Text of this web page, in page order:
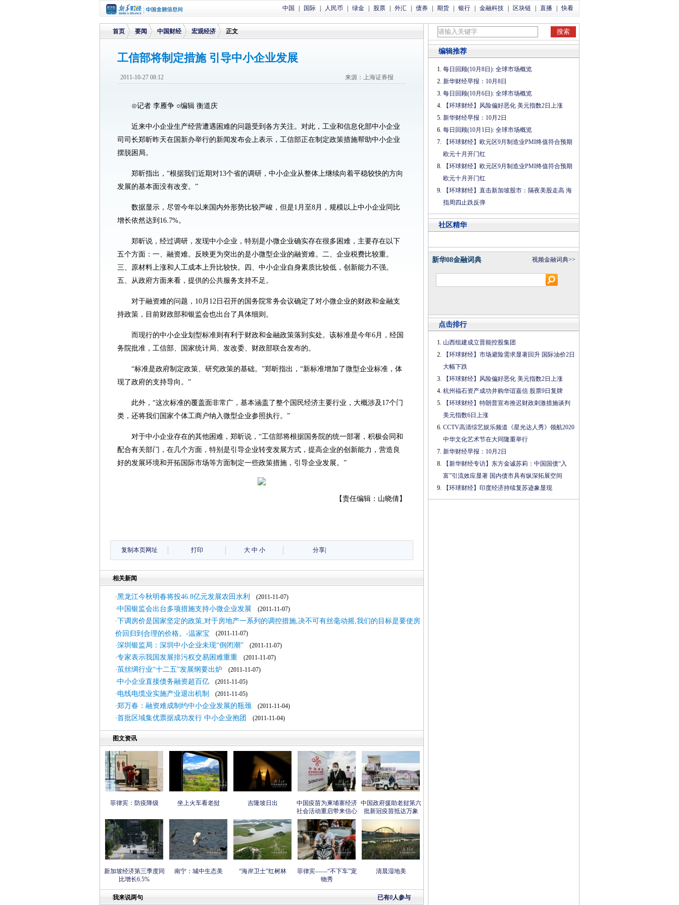
中国 国际 人民币 绿金 股票 外汇 债券 期货 银行 金融科技 区块链 直播 快看
首页
>
要闻
>
中国财经 宏观经济 正文
工信部将制定措施 引导中小企业发展
来源：上海证券报
2011-10-27 08:12
⊙记者 李雁争 ○编辑 衡道庆
近来中小企业生产经营遭遇困难的问题受到各方关注。对此，工业和信息化部中小企业
司司长郑昕昨天在国新办举行的新闻发布会上表示，工信部正在制定政策措施帮助中小企业
摆脱困局。
郑昕指出，“根据我们近期对13个省的调研，中小企业从整体上继续向着平稳较快的方向
发展的基本面没有改变。”
数据显示，尽管今年以来国内外形势比较严峻，但是1月至8月，规模以上中小企业同比
增长依然达到16.7%。
郑昕说，经过调研，发现中小企业，特别是小微企业确实存在很多困难，主要存在以下
五个方面：一、融资难。反映更为突出的是小微型企业的融资难。二、企业税费比较重。
三、原材料上涨和人工成本上升比较快。四、中小企业自身素质比较低，创新能力不强。
五、从政府方面来看，提供的公共服务支持不足。
对于融资难的问题，10月12日召开的国务院常务会议确定了对小微企业的财政和金融支
持政策，目前财政部和银监会也出台了具体细则。
而现行的中小企业划型标准则有利于财政和金融政策落到实处。该标准是今年6月，经国
务院批准，工信部、国家统计局、发改委、财政部联合发布的。
“标准是政府制定政策、研究政策的基础。”郑昕指出，“新标准增加了微型企业标准，体
现了政府的支持导向。”
此外，“这次标准的覆盖面非常广，基本涵盖了整个国民经济主要行业，大概涉及17个门
类，还将我们国家个体工商户纳入微型企业参照执行。”
对于中小企业存在的其他困难，郑昕说，“工信部将根据国务院的统一部署，积极会同和
配合有关部门，在几个方面，特别是引导企业转变发展方式，提高企业的创新能力，营造良
好的发展环境和开拓国际市场等方面制定一些政策措施，引导企业发展。”
【责任编辑：山晓倩】
复制本页网址 打印 大 中 小 分享
相关新闻
·黑龙江今秋明春将投46.8亿元发展农田水利
(2011-11-07)
·中国银监会出台多项措施支持小微企业发展 (2011-11-07)
·下调房价是国家坚定的政策,对于房地产一系列的调控措施,决不可有丝毫动摇,我们的目标是要使房
价回归到合理的价格。-温家宝 (2011-11-07)
·深圳银监局：深圳中小企业未现“倒闭潮” (2011-11-07)
·专家表示我国发展排污权交易困难重重 (2011-11-07)
·茧丝绸行业“十二五”发展纲要出炉 (2011-11-07)
·中小企业直接债务融资超百亿 (2011-11-05)
·电线电缆业实施产业退出机制
(2011-11-05)
·郑万春：融资难成制约中小企业发展的瓶颈 (2011-11-04)
·首批区域集优票据成功发行 中小企业抱团 (2011-11-04)
图文资讯
菲律宾：防疫降级 坐上火车看老挝 吉隆坡日出
中国疫苗为柬埔寨经济
社会活动重启带来信心
中国政府援助老挝第六
批新冠疫苗抵达万象
新加坡经济第三季度同
比增长6.5%
南宁：城中生态美 “海岸卫士”红树林
菲律宾——“不下车”宠
物秀
清晨湿地美
已有0人参与
我来说两句
编辑推荐
每日回顾(10月8日): 全球市场概览
新华财经早报：10月8日
每日回顾(10月6日): 全球市场概览
【环球财经】风险偏好恶化 美元指数2日上涨
新华财经早报：10月2日
每日回顾(10月1日): 全球市场概览
【环球财经】欧元区9月制造业PMI终值符合预期
欧元十月开门红
【环球财经】欧元区9月制造业PMI终值符合预期
欧元十月开门红
【环球财经】直击新加坡股市：隔夜美股走高 海
指周四止跌反弹
社区精华
新华08金融词典 视频金融词典>>
点击排行
山西组建成立晋能控股集团
【环球财经】市场避险需求显著回升 国际油价2日
大幅下跌
【环球财经】风险偏好恶化 美元指数2日上涨
杭州福石资产成功并购华谊嘉信 股票9日复牌
【环球财经】特朗普宣布推迟财政刺激措施谈判
美元指数6日上涨
CCTV高清综艺娱乐频道《星光达人秀》领航2020
中华文化艺术节在大同隆重举行
新华财经早报：10月2日
【新华财经专访】东方金诚苏莉：中国国债“入
富”引流效应显著 国内债市具有纵深拓展空间
【环球财经】印度经济持续复苏迹象显现